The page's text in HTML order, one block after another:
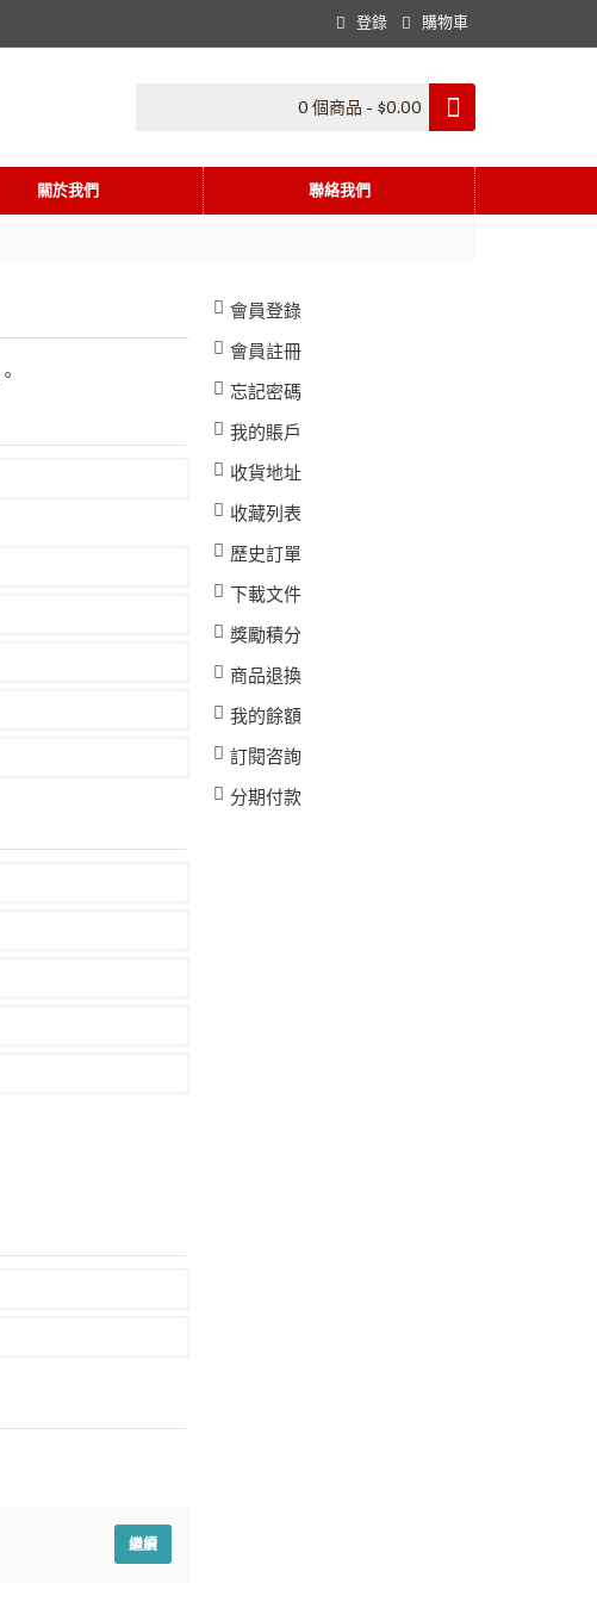
登錄 購物車
0 個商品 - $0.00
關於我們 聯絡我們
會員登錄
會員註冊
忘記密碼
我的賬戶
收貨地址
收藏列表
歷史訂單
下載文件
獎勵積分
商品退換
我的餘額
訂閱咨詢
分期付款
。